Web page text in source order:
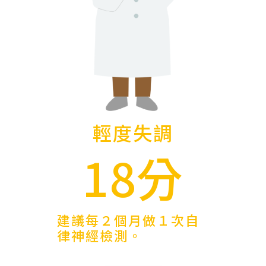
輕度失調
18分
建議每２個月做１次自
律神經檢測。